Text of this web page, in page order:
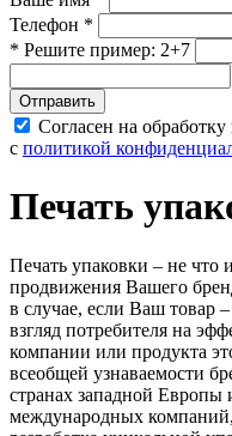
Телефон *
* Решите пример: 2+7
Отправить
Согласен на
с политикой
Печать
Печать упаковки – не что
продвижения Вашего
в случае, если Ваш товар
взгляд потребителя на
компании или продукта
всеобщей узнаваемости
странах западной
международных